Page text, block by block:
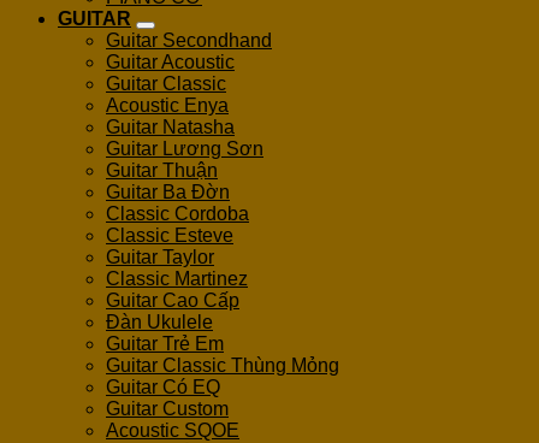
GUITAR
Guitar Secondhand
Guitar Acoustic
Guitar Classic
Acoustic Enya
Guitar Natasha
Guitar Lương Sơn
Guitar Thuận
Guitar Ba Đờn
Classic Cordoba
Classic Esteve
Guitar Taylor
Classic Martinez
Guitar Cao Cấp
Đàn Ukulele
Guitar Trẻ Em
Guitar Classic Thùng Mỏng
Guitar Có EQ
Guitar Custom
Acoustic SQOE